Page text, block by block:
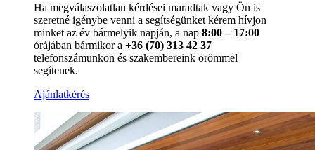
Ha megválaszolatlan kérdései maradtak vagy Ön is
szeretné igénybe venni a segítségünket kérem hívjon
minket az év bármelyik napján, a nap 8:00 – 17:00
órájában bármikor a +36 (70) 313 42 37
telefonszámunkon és szakembereink örömmel
segítenek.
Ajánlatkérés